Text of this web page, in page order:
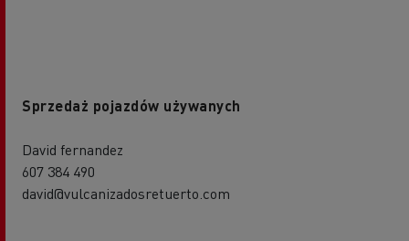
Sprzedaż pojazdów używanych
David fernandez
607 384 490
david@vulcanizadosretuerto.com